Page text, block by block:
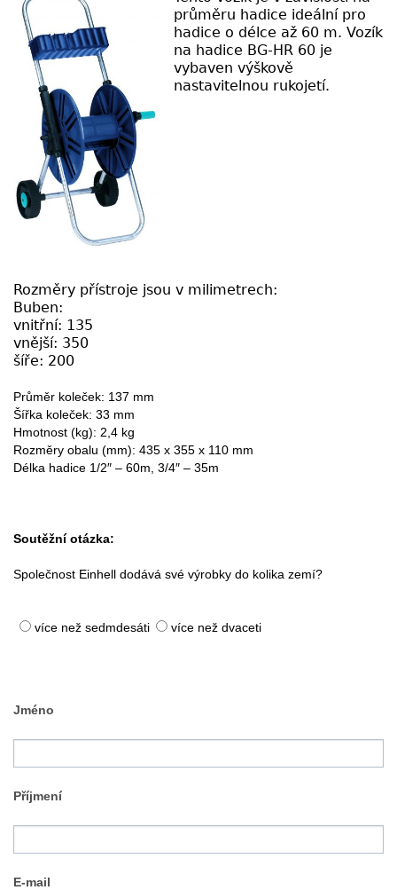
průměru hadice ideální pro
hadice o délce až 60 m. Vozík
na hadice BG-HR 60 je
vybaven výškově
nastavitelnou rukojetí.
Rozměry přístroje jsou v milimetrech:
Buben:
vnitřní: 135
vnější: 350
šíře: 200
Průměr koleček: 137 mm
Šířka koleček: 33 mm
Hmotnost (kg): 2,4 kg
Rozměry obalu (mm): 435 x 355 x 110 mm
Délka hadice 1/2″ – 60m, 3/4″ – 35m
Soutěžní otázka:
Společnost Einhell dodává své výrobky do kolika zemí?
více než sedmdesáti více než dvaceti
Jméno
Příjmení
E-mail